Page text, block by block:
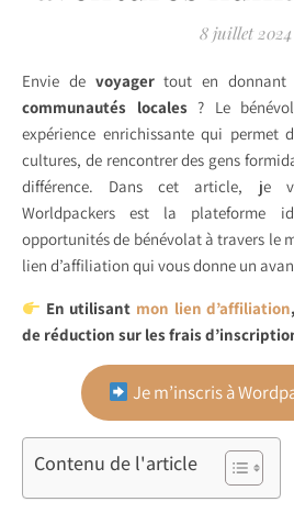
8 juillet 2024
Envie de voyagertout en donnant
communautés locales ? Le
expérience enrichissante qui permet
cultures, de rencontrer des gens
différence. Dans cet article, je
Worldpackers est la plateforme
opportunités de bénévolat à travers le
lien d’affiliation qui vous donne un
En utilisant mon lien d’affiliation
de réduction sur les frais
Je m’inscris à
Contenu de l'article